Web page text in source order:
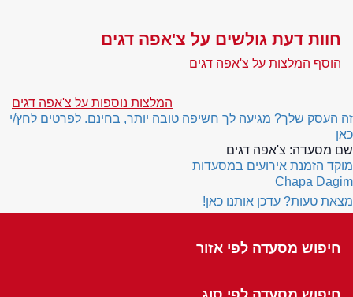
חוות דעת גולשים על צ'אפה דגים
הוסף המלצות על צ'אפה דגים
המלצות נוספות על צ'אפה דגים
זה העסק שלך? מגיעה לך חשיפה טובה יותר, בחינם. לפרטים לחץ/י
כאן
שם מסעדה: צ'אפה דגים
מוקד הזמנת אירועים במסעדות
Chapa Dagim
מצאת טעות? עדכן אותנו כאן!
חיפוש מסעדה לפי אזור